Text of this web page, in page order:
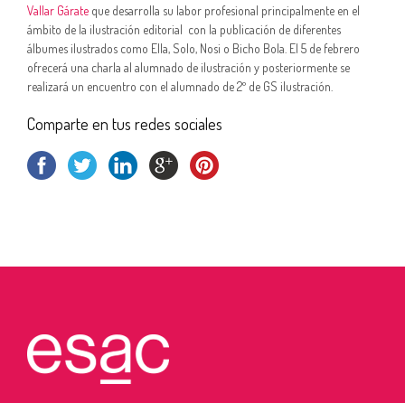
Vallar Gárate que desarrolla su labor profesional principalmente en el
ámbito de la ilustración editorial con la publicación de diferentes
álbumes ilustrados como Ella, Solo, Nosi o Bicho Bola. El 5 de febrero
ofrecerá una charla al alumnado de ilustración y posteriormente se
realizará un encuentro con el alumnado de 2º de GS ilustración.
Comparte en tus redes sociales